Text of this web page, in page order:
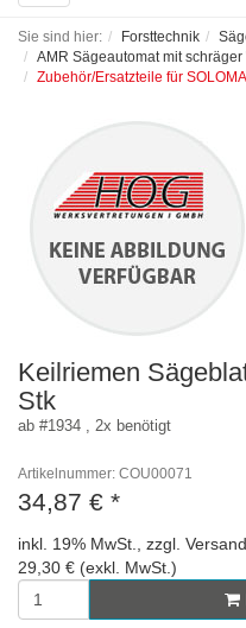
navigation
Sie sind hier: Forsttechnik
AMR Sägeautomat mit schräger
Zubehör/Ersatzteile für
Keilriemen
Stk
ab #1934 , 2x benötigt
Artikelnummer: COU00071
34,87 € *
inkl. 19% MwSt., zzgl.
29,30 € (exkl. MwSt.)